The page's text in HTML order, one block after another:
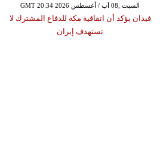
GMT 20:34 2026 السبت ,08 آب / أغسطس
فيدان يؤكد أن اتفاقية مكة للدفاع المشترك لا
تستهدف إيران